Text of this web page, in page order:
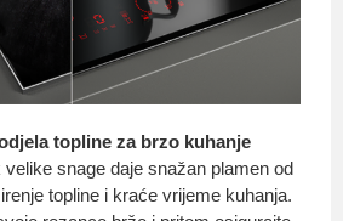
topline za brzo kuhanje
snage daje snažan plamen od
topline i kraće vrijeme kuhanja.